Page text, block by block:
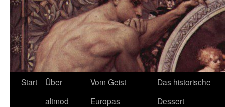
Start
Über
altmod
Vom Geist
Europas
Das historische
Dessert